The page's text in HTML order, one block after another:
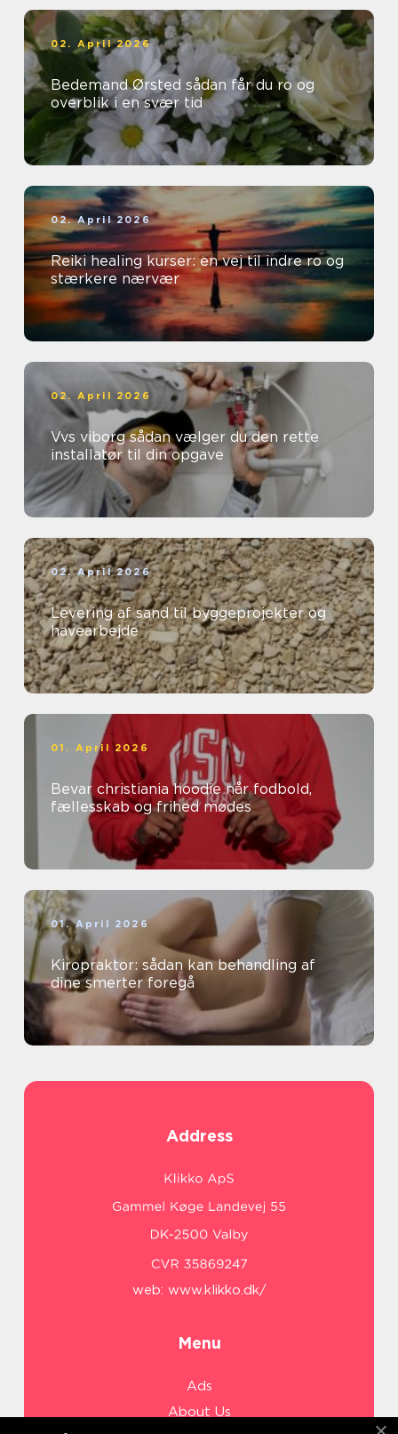
02. April 2026
Bedemand Ørsted sådan får du ro og
overblik i en svær tid
02. April 2026
Reiki healing kurser: en vej til indre ro og
stærkere nærvær
02. April 2026
Vvs viborg sådan vælger du den rette
installatør til din opgave
02. April 2026
Levering af sand til byggeprojekter og
havearbejde
01. April 2026
Bevar christiania hoodie når fodbold,
fællesskab og frihed mødes
01. April 2026
Kiropraktor: sådan kan behandling af
dine smerter foregå
Address
web: www.klikko.dk/
Menu
Ads
About Us